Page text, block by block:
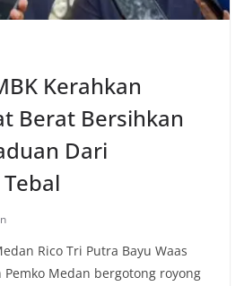
Kerahkan
Berat Bersihkan
Dari
Rico Tri Putra Bayu Waas
Medan bergotong royong